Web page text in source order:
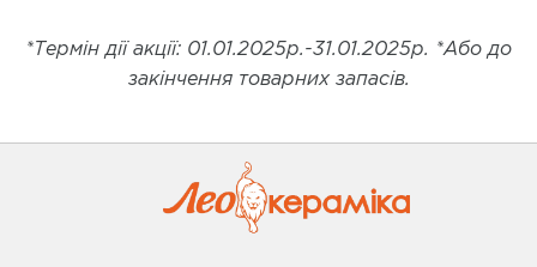
*Термін дії акції: 01.01.2025р.-31.01.2025р. *Або до
закінчення товарних запасів.